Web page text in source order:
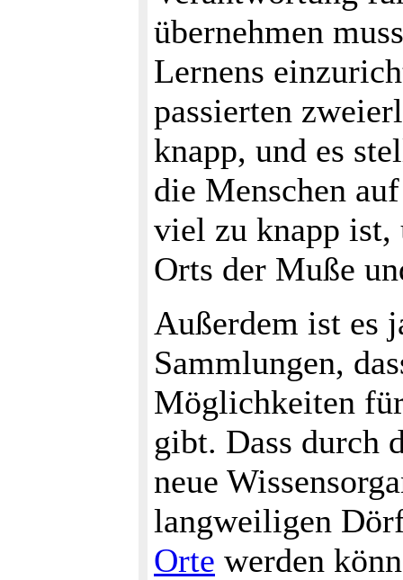
übernehmen
Lernens
passierten
knapp, und es
die Menschen
viel zu knapp ist,
Orts der Muße
Außerdem ist es
Sammlungen,
Möglichkeiten
gibt. Dass durch
neue
langweiligen
Orte werden